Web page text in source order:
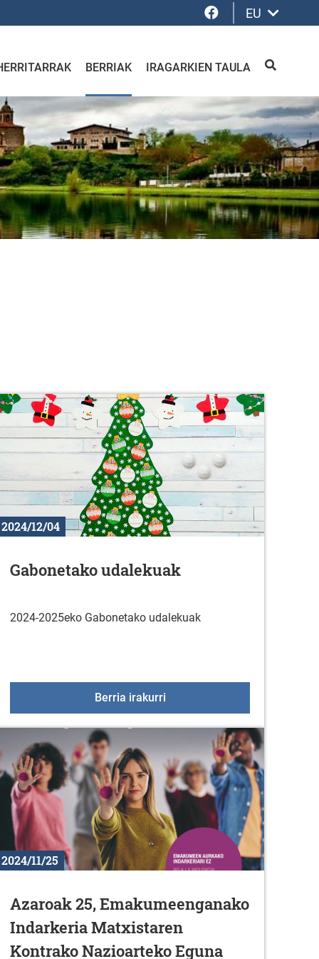
Facebook
EU
BERRIAK IRAGARKIEN TAULA BILATU
2024/12/04
Gabonetako udalekuak
2024-2025eko Gabonetako udalekuak
Berria irakurriGabonetako udalekuak
2024/11/25
Azaroak 25, Emakumeenganako
Indarkeria Matxistaren
Kontrako Nazioarteko Eguna